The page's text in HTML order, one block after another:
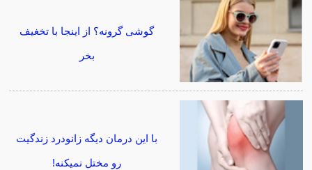
گوشی گرونه؟ از اینجا با تخغیف
بخر
با این درمان دیگه زانودرد زندگیت
رو مختل نمیکنه!